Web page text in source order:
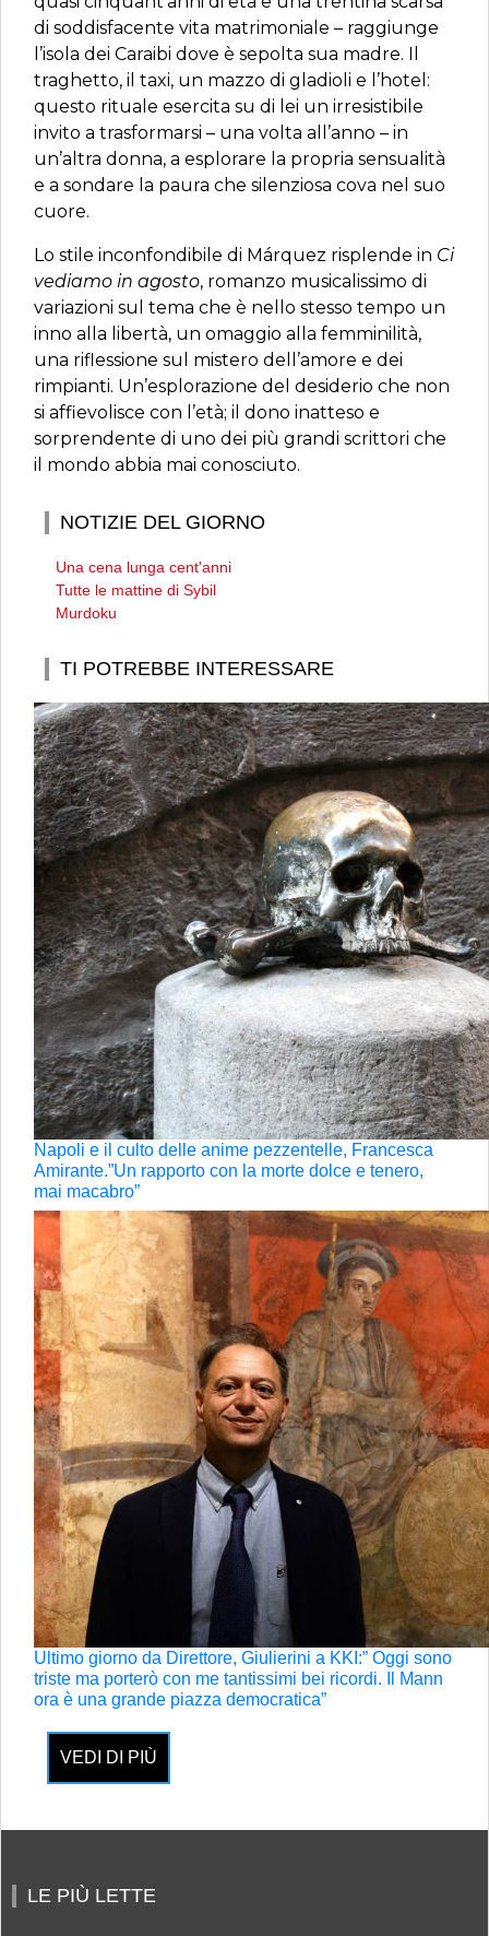
di soddisfacente vita matrimoniale – raggiunge
l’isola dei Caraibi dove è sepolta sua madre. Il
traghetto, il taxi, un mazzo di gladioli e l’hotel:
questo rituale esercita su di lei un irresistibile
invito a trasformarsi – una volta all’anno – in
un’altra donna, a esplorare la propria sensualità
e a sondare la paura che silenziosa cova nel suo
cuore.
Lo stile inconfondibile di Márquez risplende in Ci
vediamo in agosto, romanzo musicalissimo di
variazioni sul tema che è nello stesso tempo un
inno alla libertà, un omaggio alla femminilità,
una riflessione sul mistero dell’amore e dei
rimpianti. Un’esplorazione del desiderio che non
si affievolisce con l’età; il dono inatteso e
sorprendente di uno dei più grandi scrittori che
il mondo abbia mai conosciuto.
NOTIZIE DEL GIORNO
Una cena lunga cent'anni
Tutte le mattine di Sybil
Murdoku
TI POTREBBE INTERESSARE
Napoli e il culto delle anime pezzentelle, Francesca
Amirante.”Un rapporto con la morte dolce e tenero,
mai macabro”
Ultimo giorno da Direttore, Giulierini a KKI:” Oggi sono
triste ma porterò con me tantissimi bei ricordi. Il Mann
ora è una grande piazza democratica”
VEDI DI PIÙ
LE PIÙ LETTE